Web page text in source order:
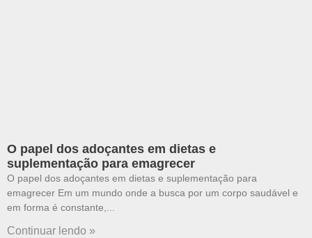
O papel dos adoçantes em dietas e
suplementação para emagrecer
O papel dos adoçantes em dietas e suplementação para
emagrecer Em um mundo onde a busca por um corpo saudável e
em forma é constante,
Continuar lendo »